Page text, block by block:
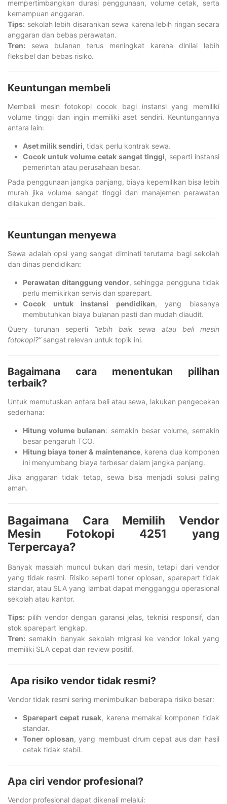
mempertimbangkan durasi penggunaan, volume cetak, serta
kemampuan anggaran.
Tips: sekolah lebih disarankan sewa karena lebih ringan secara
anggaran dan bebas perawatan.
Tren: sewa bulanan terus meningkat karena dinilai lebih
fleksibel dan bebas risiko.
Keuntungan membeli
Membeli mesin fotokopi cocok bagi instansi yang memiliki
volume tinggi dan ingin memiliki aset sendiri. Keuntungannya
antara lain:
Aset milik sendiri, tidak perlu kontrak sewa.
Cocok untuk volume cetak sangat tinggi, seperti instansi
pemerintah atau perusahaan besar.
Pada penggunaan jangka panjang, biaya kepemilikan bisa lebih
murah jika volume sangat tinggi dan manajemen perawatan
dilakukan dengan baik.
Keuntungan menyewa
Sewa adalah opsi yang sangat diminati terutama bagi sekolah
dan dinas pendidikan:
Perawatan ditanggung vendor, sehingga pengguna tidak
perlu memikirkan servis dan sparepart.
Cocok untuk instansi pendidikan, yang biasanya
membutuhkan biaya bulanan pasti dan mudah diaudit.
Query turunan seperti “lebih baik sewa atau beli mesin
fotokopi?”sangat relevan untuk topik ini.
Bagaimana cara menentukan pilihan
terbaik?
Untuk memutuskan antara beli atau sewa, lakukan pengecekan
sederhana:
Hitung volume bulanan: semakin besar volume, semakin
besar pengaruh TCO.
Hitung biaya toner & maintenance, karena dua komponen
ini menyumbang biaya terbesar dalam jangka panjang.
Jika anggaran tidak tetap, sewa bisa menjadi solusi paling
aman.
Bagaimana Cara Memilih Vendor
Mesin Fotokopi 4251 yang
Terpercaya?
Banyak masalah muncul bukan dari mesin, tetapi dari vendor
yang tidak resmi. Risiko seperti toner oplosan, sparepart tidak
standar, atau SLA yang lambat dapat mengganggu operasional
sekolah atau kantor.
Tips: pilih vendor dengan garansi jelas, teknisi responsif, dan
stok sparepart lengkap.
Tren: semakin banyak sekolah migrasi ke vendor lokal yang
memiliki SLA cepat dan review positif.
Apa risiko vendor tidak resmi?
Vendor tidak resmi sering menimbulkan beberapa risiko besar:
Sparepart cepat rusak, karena memakai komponen tidak
standar.
Toner oplosan, yang membuat drum cepat aus dan hasil
cetak tidak stabil.
Apa ciri vendor profesional?
Vendor profesional dapat dikenali melalui: